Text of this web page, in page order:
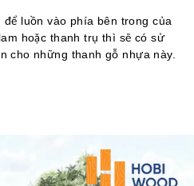
luồn vào phía bên trong của
hoặc thanh trụ thì sẽ có sử
cho những thanh gỗ nhựa này.